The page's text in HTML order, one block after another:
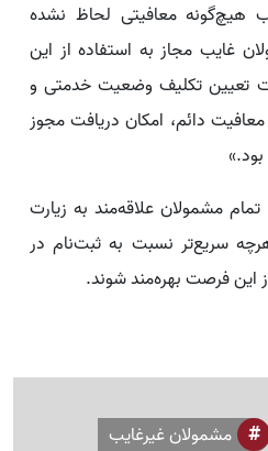
هیچ‌گونه معافیتی لحاظ نشده
غایب مجاز به استفاده از این
تعیین تکلیف وضعیت خدمتی و
دائم، امکان دریافت مجوز
مشمولان علاقه‌مند به زیارت
سریع‌تر نسبت به ثبت‌نام در
این فرصت بهره‌مند شوند.
مشمولان غیرغایب